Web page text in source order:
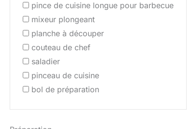
pince de cuisine longue pour barbecue
mixeur plongeant
planche à découper
couteau de chef
saladier
pinceau de cuisine
bol de préparation